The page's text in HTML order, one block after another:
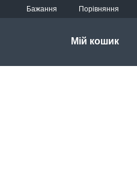
Бажання Порівняння
Мій кошик